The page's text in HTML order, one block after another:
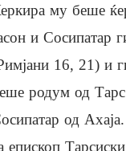
му беше
и Сосипатар
16, 21) и
родум од
од
епископ